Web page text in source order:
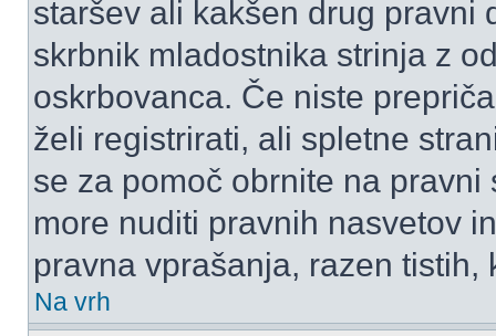
staršev ali kakšen drug pravni
skrbnik mladostnika strinja z
oskrbovanca. Če niste
želi registrirati, ali spletne
se za pomoč obrnite na
more nuditi pravnih nasvetov
pravna vprašanja, razen tistih,
Na vrh